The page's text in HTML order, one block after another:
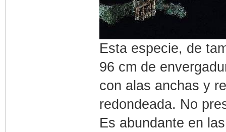
Esta especie, de
96 cm de
con alas anchas y
redondeada. No
Es abundante en